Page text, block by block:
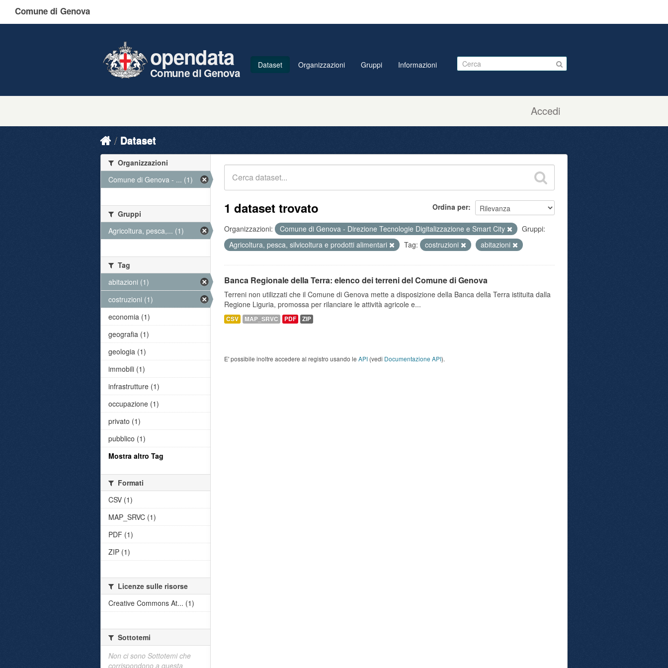
Comune di Genova
Accedi
opendata
Comune di Genova
Dataset Organizzazioni Gruppi Informazioni
Dataset
Ordina per
1 dataset trovato
Organizzazioni: Comune di Genova - Direzione Tecnologie Digitalizzazione e Smart City
Gruppi:
Agricoltura, pesca, silvicoltura e prodotti alimentari
Tag: costruzioni abitazioni
Banca Regionale della Terra: elenco dei terreni del Comune di Genova
Terreni non utilizzati che il Comune di Genova mette a disposizione della Banca della Terra istituita dalla
Regione Liguria, promossa per rilanciare le attività agricole e...
CSV MAP_SRVC PDF ZIP
E' possibile inoltre accedere al registro usando le API (vedi Documentazione API).
Organizzazioni
Comune di Genova - ... (1)
Gruppi
Agricoltura, pesca,... (1)
Tag
abitazioni (1)
costruzioni (1)
economia (1)
geografia (1)
geologia (1)
immobili (1)
infrastrutture (1)
occupazione (1)
privato (1)
pubblico (1)
Mostra altro Tag
Formati
CSV (1)
MAP_SRVC (1)
PDF (1)
ZIP (1)
Licenze sulle risorse
Creative Commons At... (1)
Sottotemi
Non ci sono Sottotemi che
corrispondono a questa